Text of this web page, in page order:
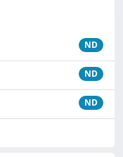
ND
ND
ND